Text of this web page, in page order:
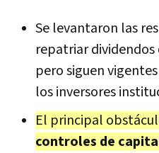
Se levantaron las
repatriar dividendos
pero siguen
los inversores
El principal
controles de